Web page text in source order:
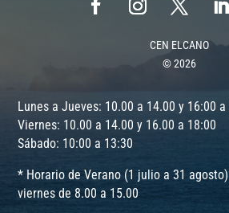
CEN ELCANO
© 2026
Lunes a Jueves: 10.00 a 14.00 y 16:00 a
Viernes: 10.00 a 14.00 y 16.00 a 18:00
Sábado: 10:00 a 13:30
* Horario de Verano (1 julio a 31
viernes de 8.00 a 15.00